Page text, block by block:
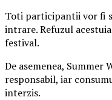
Toti participantii vor fi
intrare. Refuzul
festival.
De asemenea, Summer
responsabil, iar
interzis.